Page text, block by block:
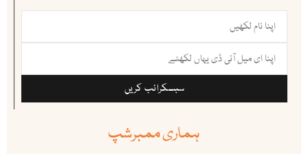
سبسکرائب کریں
ہماری ممبرشپ